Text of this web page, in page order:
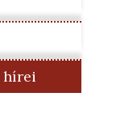
hírei